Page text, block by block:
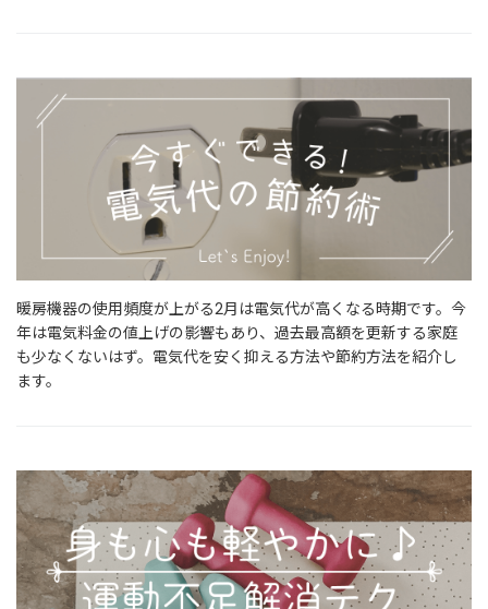
暖房機器の使用頻度が上がる2月は電気代が高くなる時期です。今
年は電気料金の値上げの影響もあり、過去最高額を更新する家庭
も少なくないはず。電気代を安く抑える方法や節約方法を紹介し
ます。